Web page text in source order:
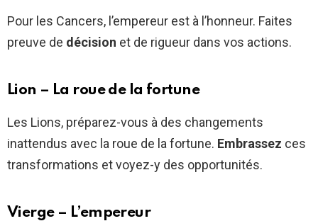
Pour les Cancers, l’empereur est à l’honneur. Faites
preuve de décision et de rigueur dans vos actions.
Lion – La roue de la fortune
Les Lions, préparez-vous à des changements
inattendus avec la roue de la fortune. Embrassez ces
transformations et voyez-y des opportunités.
Vierge – L’empereur